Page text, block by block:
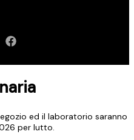
ed il laboratorio saranno
per lutto.